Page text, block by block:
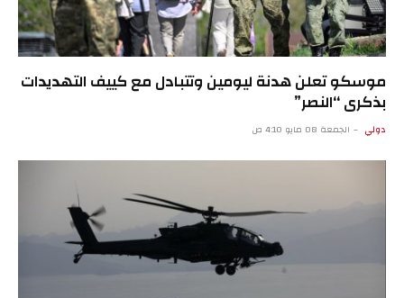
موسكو تعلن هدنة ليومين وتتبادل مع كييف التهديدات
بذكرى “النصر”
دولي الجمعة 08 مايو 4:10 ص